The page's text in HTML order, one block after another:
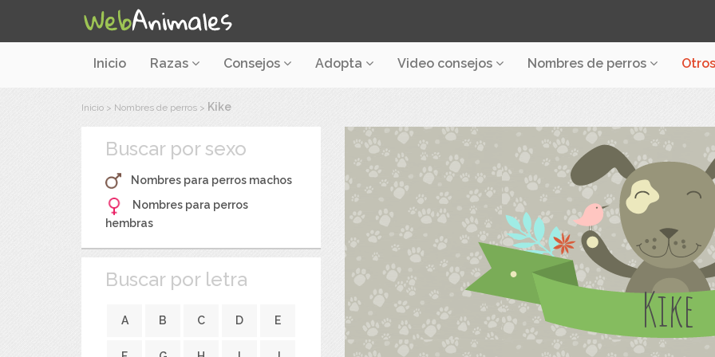
Inicio Razas Consejos Adopta Video consejos Nombres de perros
Inicio > Nombres de perros > Kike
Buscar por sexo
Nombres para perros machos
Nombres para perros
hembras
Buscar por letra
A B C D E Kike